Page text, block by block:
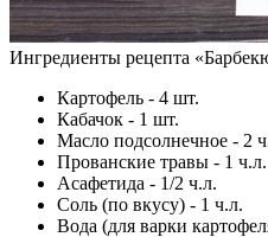
Ингредиенты рецепта «
Картофель - 4 шт.
Кабачок - 1 шт.
Масло подсолнечное - 2
Прованские травы - 1 ч.л.
Асафетида - 1/2 ч.л.
Соль (по вкусу) - 1 ч.л.
Вода (для варки